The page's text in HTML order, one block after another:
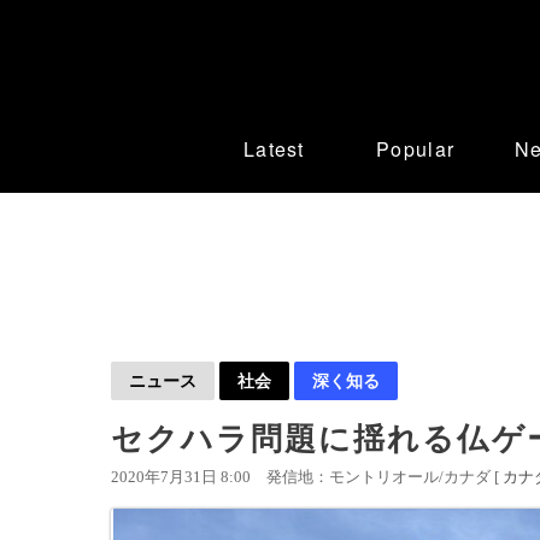
Latest Popular
ニュース 社会 深く知る
セクハラ問題に揺れる仏
2020年7月31日 8:00 発信地：モントリオール/カナダ [ カナ